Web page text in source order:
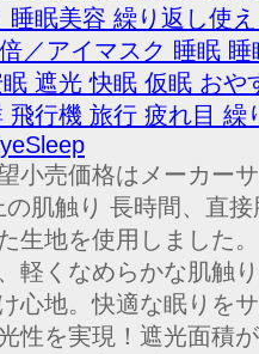
睡眠美容 繰り返し使
／アイマスク 睡眠
遮光 快眠 仮眠 お
飛行機 旅行 疲れ目
小売価格はメーカー
肌触り 長時間、直
生地を使用しました
軽くなめらかな肌触
心地。快適な眠りを
性を実現！遮光面積